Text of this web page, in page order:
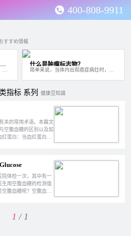
400-808-9911
すすめ情報
日本体检骗局和误区：PET-CT 对体检有帮助吗？ 什么是肿瘤标志物？
指标 系列 健康豆知識
关的常用术语。本篇文
空腹血糖的区别以及如
蛋白：当血红蛋白
院体检一次，其中有一
用空腹血糖的检测值
腹血糖呢？空腹血糖
行检查。
1 / 1